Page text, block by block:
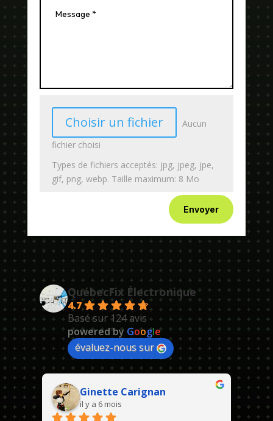
Choisir un fichier
Aucun
fichier choisi
Types de fichiers acceptés: jpg, jpeg, jpe,
gif, png, webp. Taille maximum: 8 Mo
Envoyer
QuébecFix Électronique
4.7
Basé sur 124 avis
powered by Google
évaluez-nous sur
Ginette Carignan
il y a 6 mois